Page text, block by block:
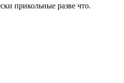
прикольные разве что.